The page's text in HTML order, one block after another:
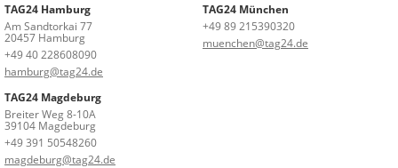
TAG24 Hamburg
Am Sandtorkai 77
20457 Hamburg
+49 40 228608090
hamburg@tag24.de
TAG24 München
+49 89 215390320
muenchen@tag24.de
TAG24 Magdeburg
Breiter Weg 8-10A
39104 Magdeburg
+49 391 50548260
magdeburg@tag24.de